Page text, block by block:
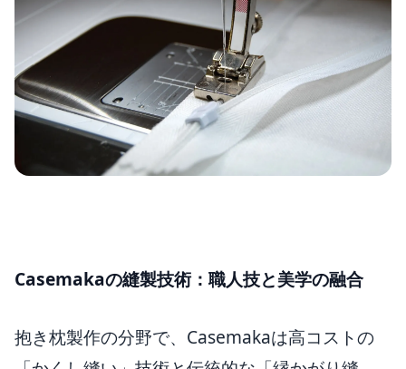
Casemakaの縫製技術：職人技と美学の融合
抱き枕製作の分野で、Casemakaは高コストの